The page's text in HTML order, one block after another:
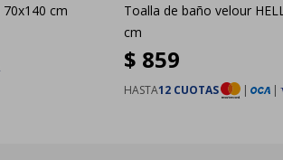
cm
Toalla de baño velour
cm
$ 859
HASTA12 CUOTAS | |